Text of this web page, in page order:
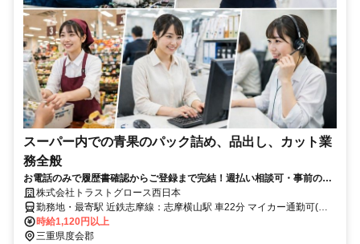
スーパー内での青果のパック詰め、品出し、カット業
務全般
お電話のみで履歴書確認からご登録まで完結！週払い相談可・事前の職
場見学等サポートも充実◎/25-4004S
株式会社トラストグロース西日本
勤務地・最寄駅 近鉄志摩線：志摩横山駅 車22分 マイカー通勤可(無
料駐車場あり)
時給1,120円以上
三重県度会郡